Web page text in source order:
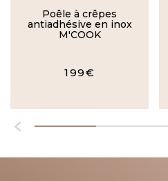
Poêle à crêpes
antiadhésive en inox
M'COOK
199€